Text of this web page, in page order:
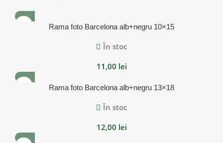
Rama foto Barcelona alb+negru 10×15
În stoc
11,00 lei
Rama foto Barcelona alb+negru 13×18
În stoc
12,00 lei